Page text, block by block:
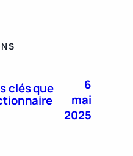
clés que
6
mai
2025